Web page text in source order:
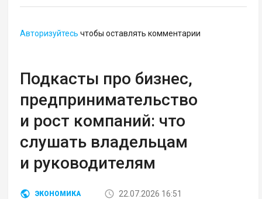
Авторизуйтесь чтобы оставлять комментарии
Подкасты про бизнес,
предпринимательство
и рост компаний: что
слушать владельцам
и руководителям
ЭКОНОМИКА 22.07.2026 16:51